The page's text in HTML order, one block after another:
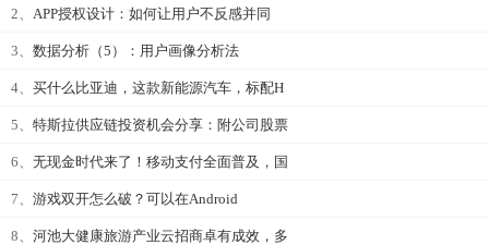
2、 APP授权设计：如何让用户不反感并同
3、 数据分析（5）：用户画像分析法
4、 买什么比亚迪，这款新能源汽车，标配H
5、 特斯拉供应链投资机会分享：附公司股票
6、 无现金时代来了！移动支付全面普及，国
7、 游戏双开怎么破？可以在Android
8、 河池大健康旅游产业云招商卓有成效，多